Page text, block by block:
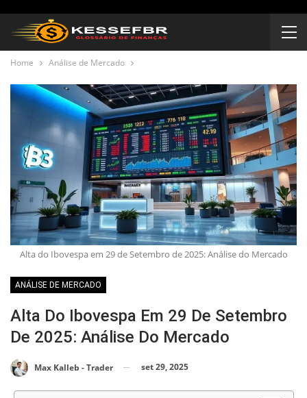
Home Análise de Mercado
Alta do Ibovespa em 29 de Setembro de 2025: Análise do Mercado
ANÁLISE DE MERCADO
Alta Do Ibovespa Em 29 De Setembro
De 2025: Análise Do Mercado
Max Kalleb - Trader set 29, 2025